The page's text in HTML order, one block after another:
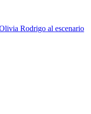
Rodrigo al escenario